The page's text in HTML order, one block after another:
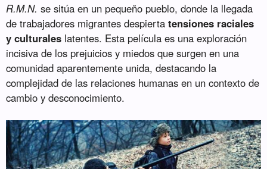
R.M.N. se sitúa en un pequeño pueblo, donde la llegada
de trabajadores migrantes despiertatensiones raciales
y culturales latentes. Esta película es una exploración
incisiva de los prejuicios y miedos que surgen en una
comunidad aparentemente unida, destacando la
complejidad de las relaciones humanas en un contexto de
cambio y desconocimiento.